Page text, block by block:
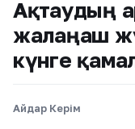
Ақтаудың
жалаңаш
күнге
Айдар Керім